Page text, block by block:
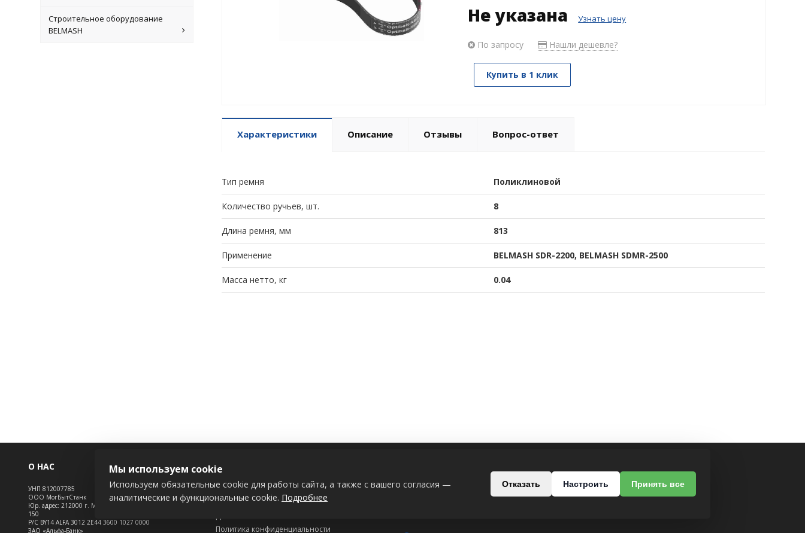
Строительное оборудование
BELMASH
Не указана Узнать цену
По запросу Нашли дешевле?
Купить в 1 клик
Характеристики Описание Отзывы Вопрос-ответ
Тип ремня Поликлиновой
Количество ручьев, шт. 8
Длина ремня, мм 813
Применение BELMASH SDR-2200, BELMASH SDMR-2500
Масса нетто, кг 0.04
О НАС
УНП 812007785
ООО МогБытСтанк
Юр. адрес: 212000 г. Могилев, Славгородское шоссе,
150
Р/С BY14 ALFA 3012 2Е44 3600 1027 0000
ЗАО «Альфа-Банк»
ИНФОРМАЦИЯ
Новости
Контакты
Политика конфиденциальности
Беларусь, Могилёв, Славгородский проезд, 37
Мы используем cookie
Используем обязательные cookie для работы сайта, а также с вашего согласия —
аналитические и функциональные cookie. Подробнее
Отказать Настроить Принять все